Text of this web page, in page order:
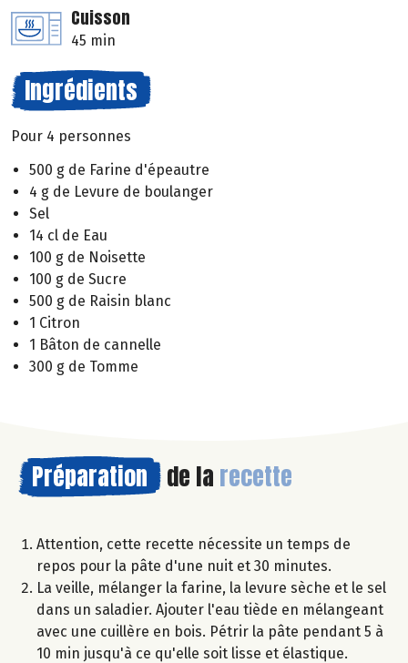
Cuisson
45 min
Ingrédients
Pour 4 personnes
500 g de Farine d'épeautre
4 g de Levure de boulanger
Sel
14 cl de Eau
100 g de Noisette
100 g de Sucre
500 g de Raisin blanc
1 Citron
1 Bâton de cannelle
300 g de Tomme
Préparation de la recette
Attention, cette recette nécessite un temps de
repos pour la pâte d'une nuit et 30 minutes.
La veille, mélanger la farine, la levure sèche et le sel
dans un saladier. Ajouter l'eau tiède en mélangeant
avec une cuillère en bois. Pétrir la pâte pendant 5 à
10 min jusqu'à ce qu'elle soit lisse et élastique.